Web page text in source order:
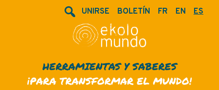
UNIRSE BOLETÍN FR EN ES
HERRAMIENTAS Y SABERES
¡PARA TRANSFORMAR EL MUNDO!